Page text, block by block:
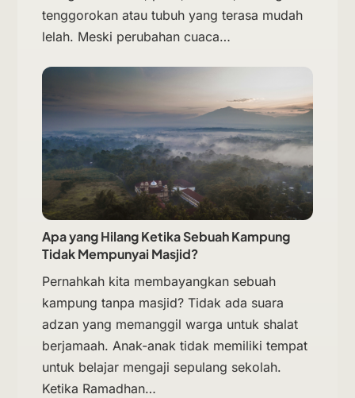
tenggorokan atau tubuh yang terasa mudah
lelah. Meski perubahan cuaca…
Apa yang Hilang Ketika Sebuah Kampung
Tidak Mempunyai Masjid?
Pernahkah kita membayangkan sebuah
kampung tanpa masjid? Tidak ada suara
adzan yang memanggil warga untuk shalat
berjamaah. Anak-anak tidak memiliki tempat
untuk belajar mengaji sepulang sekolah.
Ketika Ramadhan…